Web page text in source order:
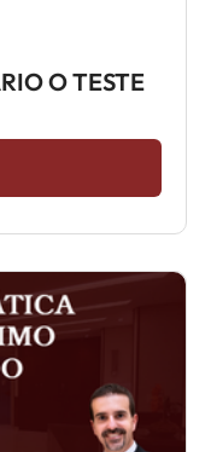
O TESTE